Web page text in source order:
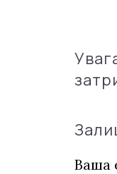
Ваша